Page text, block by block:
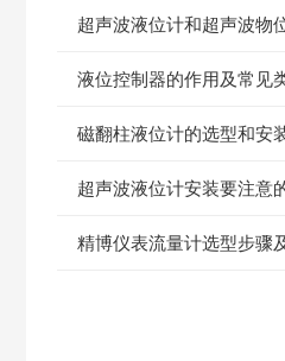
液位控制器的作用及常见
磁翻柱液位计的选型和安
超声波液位计安装要注意
精博仪表流量计选型步骤